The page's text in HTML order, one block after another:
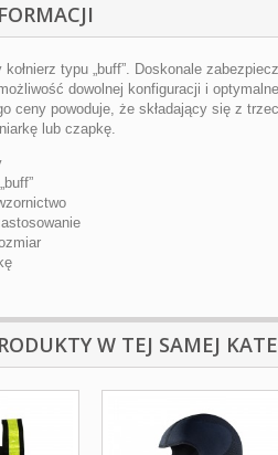
typu „buff”. Doskonale
dowolnej konfiguracji i
ceny powoduje, że składający się z
lub czapkę.
W TEJ SAMEJ